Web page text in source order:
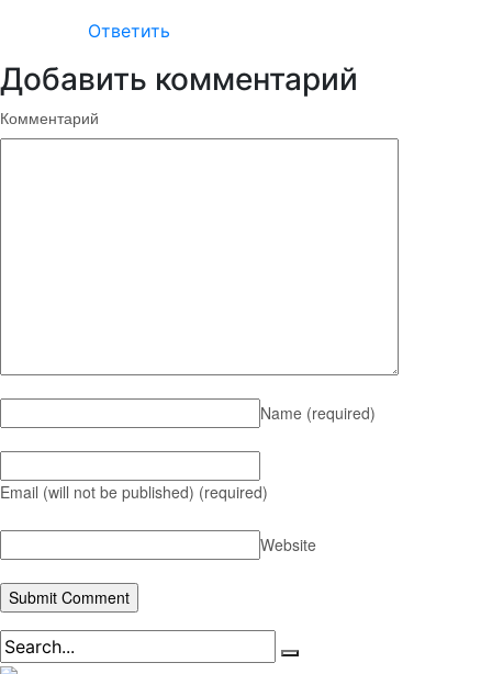
Ответить
Добавить комментарий
Комментарий
Name (required)
Email (will not be published) (required)
Website